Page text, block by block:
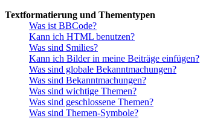
Textformatierung und Thementypen
Was ist BBCode?
Kann ich HTML benutzen?
Was sind Smilies?
Kann ich Bilder in meine Beiträge einfügen?
Was sind globale Bekanntmachungen?
Was sind Bekanntmachungen?
Was sind wichtige Themen?
Was sind geschlossene Themen?
Was sind Themen-Symbole?